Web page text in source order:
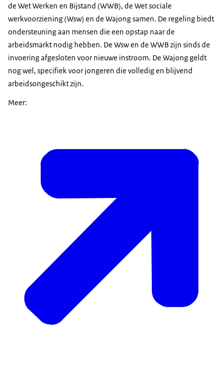
de Wet Werken en Bijstand (WWB), de Wet sociale
werkvoorziening (Wsw) en de Wajong samen. De regeling biedt
ondersteuning aan mensen die een opstap naar de
arbeidsmarkt nodig hebben. De Wsw en de WWB zijn sinds de
invoering afgesloten voor nieuwe instroom. De Wajong geldt
nog wel, specifiek voor jongeren die volledig en blijvend
arbeidsongeschikt zijn.
Meer: